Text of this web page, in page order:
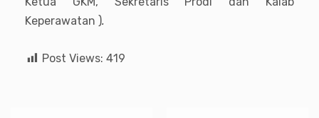
Keperawatan ).
Post Views: 419